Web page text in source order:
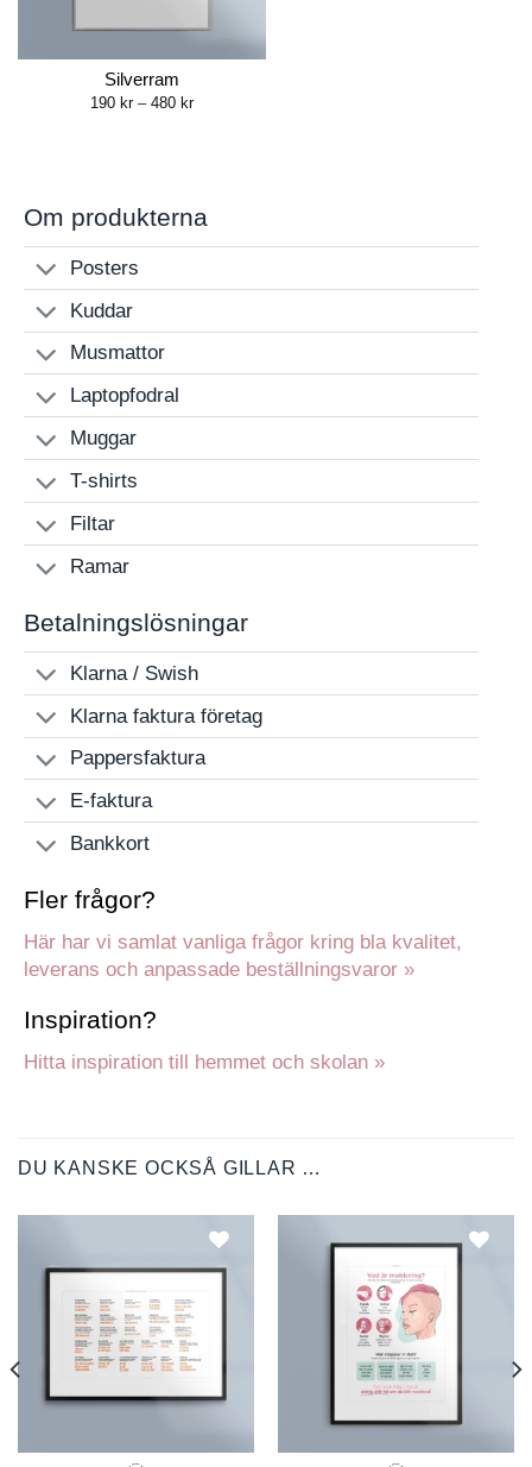
Silverram
190 kr – 480 krPrice
Om produkterna
Posters
Kuddar
Musmattor
Laptopfodral
Muggar
T-shirts
Filtar
Ramar
Betalningslösningar
Klarna / Swish
Klarna faktura företag
Pappersfaktura
E-faktura
Bankkort
Fler frågor?
Här har vi samlat vanliga frågor kring bla kvalitet,
leverans och anpassade beställningsvaror »
Inspiration?
Hitta inspiration till hemmet och skolan »
DU KANSKE OCKSÅ GILLAR …